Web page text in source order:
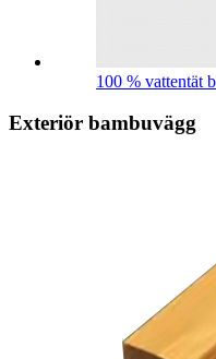
100 % vattentät
Exteriör bambuvägg